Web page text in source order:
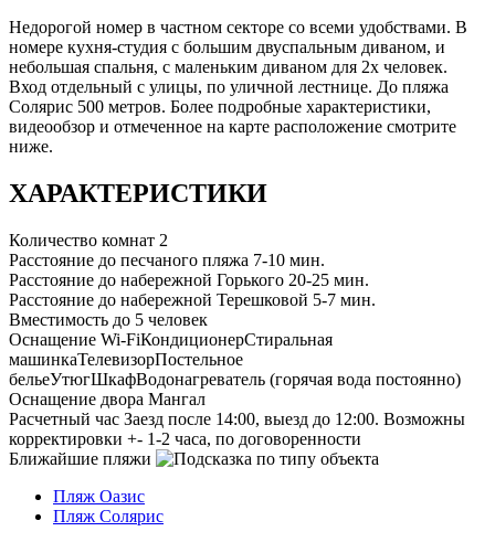
Недорогой номер в частном секторе со всеми удобствами. В
номере кухня-студия с большим двуспальным диваном, и
небольшая спальня, с маленьким диваном для 2х человек.
Вход отдельный с улицы, по уличной лестнице. До пляжа
Солярис 500 метров. Более подробные характеристики,
видеообзор и отмеченное на карте расположение смотрите
ниже.
ХАРАКТЕРИСТИКИ
Количество комнат 2
Расстояние до песчаного пляжа 7-10 мин.
Расстояние до набережной Горького 20-25 мин.
Расстояние до набережной Терешковой 5-7 мин.
Вместимость до 5 человек
Оснащение Wi-FiКондиционерСтиральная
машинкаТелевизорПостельное
бельеУтюгШкафВодонагреватель (горячая вода постоянно)
Оснащение двора Мангал
Расчетный час Заезд после 14:00, выезд до 12:00. Возможны
корректировки +- 1-2 часа, по договоренности
Ближайшие пляжи
Пляж Оазис
Пляж Солярис